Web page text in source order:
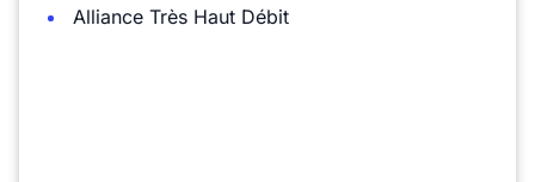
Alliance Très Haut Débit